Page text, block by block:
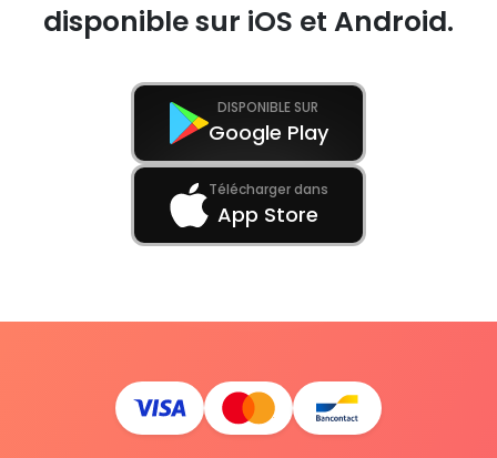
disponible sur iOS et Android.
DISPONIBLE SUR
Google Play
Télécharger dans
App Store